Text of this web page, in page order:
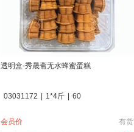
透明盒-秀晟斋无水蜂蜜蛋糕
03031172 | 1*4斤 | 60
会员价 有货